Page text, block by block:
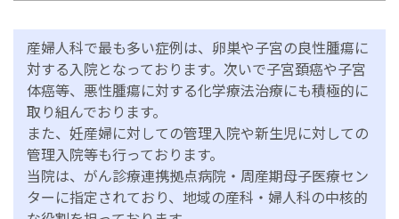
産婦人科で最も多い症例は、卵巣や子宮の良性腫瘍に
対する入院となっております。次いで子宮頚癌や子宮
体癌等、悪性腫瘍に対する化学療法治療にも積極的に
取り組んでおります。
また、妊産婦に対しての管理入院や新生児に対しての
管理入院等も行っております。
当院は、がん診療連携拠点病院・周産期母子医療セン
ターに指定されており、地域の産科・婦人科の中核的